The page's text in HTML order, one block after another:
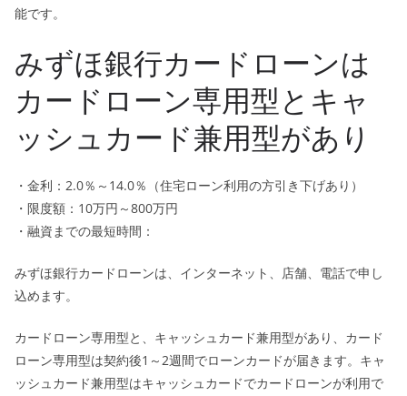
能です。
みずほ銀行カードローンは
カードローン専用型とキャ
ッシュカード兼用型があり
・金利：2.0％～14.0％（住宅ローン利用の方引き下げあり）
・限度額：10万円～800万円
・融資までの最短時間：
みずほ銀行カードローンは、インターネット、店舗、電話で申し
込めます。
カードローン専用型と、キャッシュカード兼用型があり、カード
ローン専用型は契約後1～2週間でローンカードが届きます。キャ
ッシュカード兼用型はキャッシュカードでカードローンが利用で